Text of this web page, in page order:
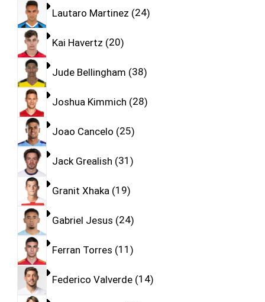
Lautaro Martinez 24
Kai Havertz 20
Jude Bellingham 38
Joshua Kimmich 28
Joao Cancelo 25
Jack Grealish 31
Granit Xhaka 19
Gabriel Jesus 24
Ferran Torres 11
Federico Valverde 14